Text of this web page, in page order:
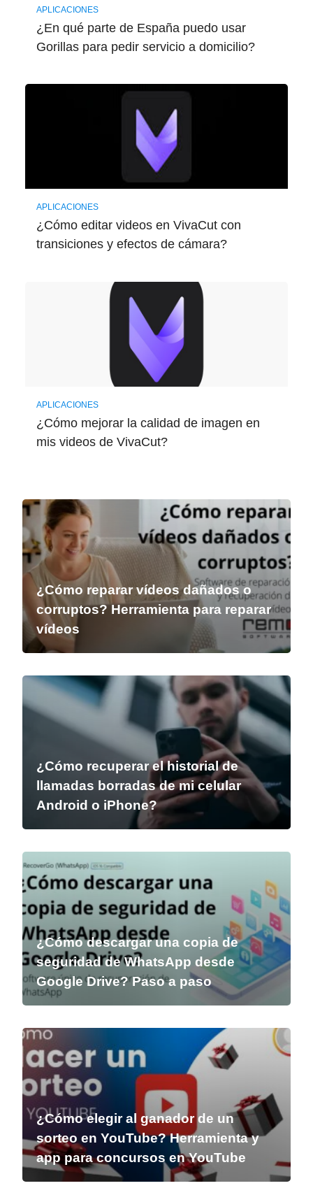
APLICACIONES
¿En qué parte de España puedo usar
Gorillas para pedir servicio a domicilio?
APLICACIONES
¿Cómo editar videos en VivaCut con
transiciones y efectos de cámara?
APLICACIONES
¿Cómo mejorar la calidad de imagen en
mis videos de VivaCut?
¿Cómo reparar vídeos dañados o
corruptos? Herramienta para reparar
vídeos
¿Cómo recuperar el historial de
llamadas borradas de mi celular
Android o iPhone?
¿Cómo descargar una copia de
seguridad de WhatsApp desde
Google Drive? Paso a paso
¿Cómo elegir al ganador de un
sorteo en YouTube? Herramienta y
app para concursos en YouTube